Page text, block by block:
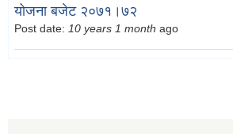
योजना बजेट २०७१।७२
Post date: 10 years 1 month ago